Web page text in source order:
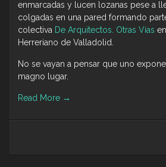
enmarcadas y lucen lozanas pese a
colgadas en una pared formando
colectiva De Arquitectos. Otras Vías
Herreriano de Valladolid.
No se vayan a pensar que uno
magno lugar.
Read More →